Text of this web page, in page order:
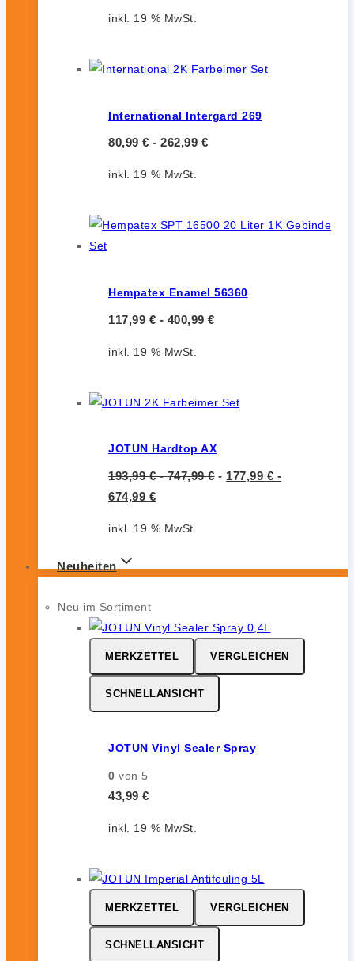
inkl. 19 % MwSt.
International Intergard 269
80,99 € - 262,99 €
inkl. 19 % MwSt.
Hempatex Enamel 56360
117,99 € - 400,99 €
inkl. 19 % MwSt.
JOTUN Hardtop AX
193,99€-747,99€- 177,99 € -
674,99 €
inkl. 19 % MwSt.
Neuheiten
Neu im Sortiment
MERKZETTEL VERGLEICHEN
SCHNELLANSICHT
JOTUN Vinyl Sealer Spray
0 von 5
43,99 €
inkl. 19 % MwSt.
MERKZETTEL VERGLEICHEN
SCHNELLANSICHT